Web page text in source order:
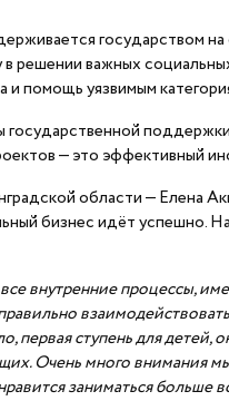
государством
решении важных
помощь уязвимым
— это эффективный
области — Елена
бизнес идёт успешно.
внутренние процессы,
первая ступень для
Очень много
заниматься